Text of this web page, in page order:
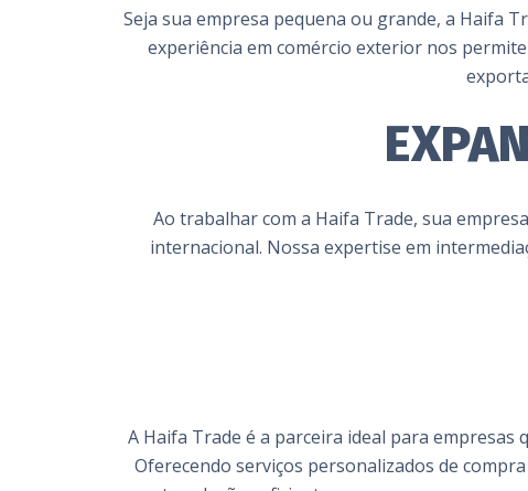
Seja sua empresa pequena ou grande, a Haifa
experiência em comércio exterior nos
Ao trabalhar com a Haifa Trade, sua
internacional. Nossa expertise em
A Haifa Trade é a parceira ideal para
Oferecendo serviços personalizados de